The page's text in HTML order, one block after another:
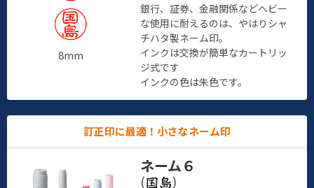
8mm
銀行、証券、金融関係などヘビー
な使用に耐えるのは、やはりシャ
チハタ製ネーム印。
インクは交換が簡単なカートリッ
ジ式です
インクの色は朱色です。
訂正印に最適！小さなネーム印
ネーム６
(
)